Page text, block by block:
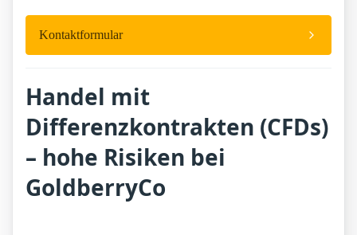
Kontaktformular
Handel mit
Differenzkontrakten (CFDs)
– hohe Risiken bei
GoldberryCo